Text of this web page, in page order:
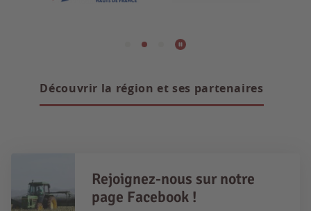
Découvrir la région et ses partenaires
Rejoignez-nous sur notre
page Facebook !